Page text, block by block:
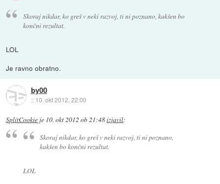
Skoraj nikdar, ko greš v neki razvoj, ti ni poznano, kakšen bo
končni rezultat.
LOL
Je ravno obratno.
by00
:: 10. okt 2012, 22:00
SplitCookie je 10. okt 2012 ob 21:48izjavil:
Skoraj nikdar, ko greš v neki razvoj, ti ni poznano,
kakšen bo končni rezultat.
LOL